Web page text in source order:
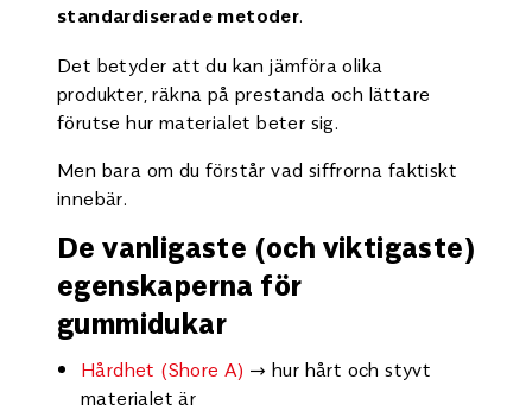
standardiserade metoder.
Det betyder att du kan jämföra olika
produkter, räkna på prestanda och lättare
förutse hur materialet beter sig.
Men bara om du förstår vad siffrorna faktiskt
innebär.
De vanligaste (och viktigaste)
egenskaperna för
gummidukar
Hårdhet (Shore A) → hur hårt och styvt
materialet är